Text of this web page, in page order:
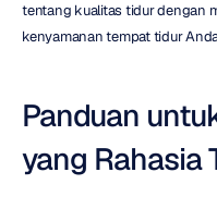
tentang kualitas tidur dengan
kenyamanan tempat tidur
Panduan
yang Rahasia